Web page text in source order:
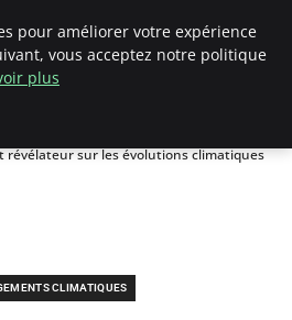
révélateur sur les évolutions climatiques
CLIMATIQUES
pour améliorer votre expérience
vous acceptez notre politique
plus